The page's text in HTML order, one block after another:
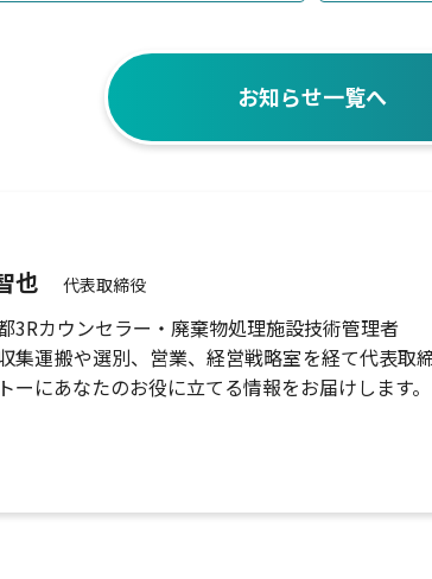
お知らせ一覧へ
也 代表取締役
3Rカウンセラー・廃棄物処理施設技術管理者
集運搬や選別、営業、経営戦略室を経て代表
ーにあなたのお役に立てる情報をお届けします。